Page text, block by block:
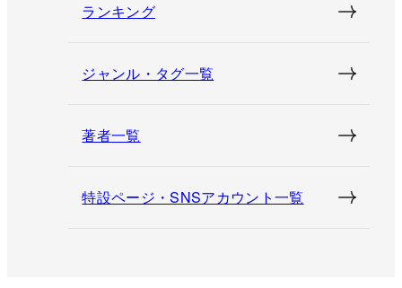
ランキング
ジャンル・タグ一覧
著者一覧
特設ページ・SNSアカウント一覧